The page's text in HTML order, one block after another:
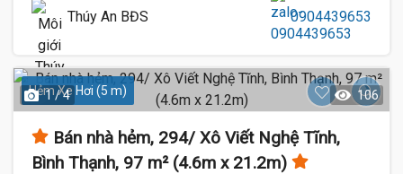
Thúy An BĐS 0904439653
Hẻm Xe Hơi (5 m)
1 / 4 106
Bán nhà hẻm, 294/ Xô Viết Nghệ Tĩnh,
Bình Thạnh, 97 m² (4.6m x 21.2m)